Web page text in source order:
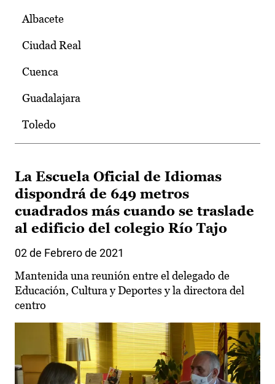
Albacete
Ciudad Real
Cuenca
Guadalajara
Toledo
La Escuela Oficial de Idiomas
dispondrá de 649 metros
cuadrados más cuando se traslade
al edificio del colegio Río Tajo
02 de Febrero de 2021
Mantenida una reunión entre el delegado de
Educación, Cultura y Deportes y la directora del
centro